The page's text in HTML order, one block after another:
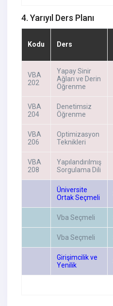
4. Yarıyıl Ders Planı
Kodu Ders
VBA
202
Yapay Sinir
Ağları ve Derin
Öğrenme
VBA
204
Denetimsiz
Öğrenme
VBA
206
Optimizasyon
Teknikleri
VBA
208
Yapılandırılmış
Sorgulama Dili
Üniversite
Ortak Seçmeli
Vba Seçmeli
Vba Seçmeli
Girişimcilik ve
Yenilik